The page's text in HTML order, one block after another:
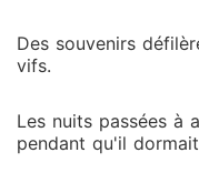
Des souvenirs
vifs.
Les nuits passées à
pendant qu'il